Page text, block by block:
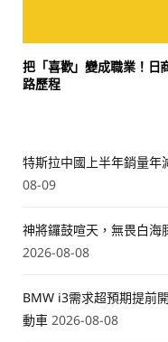
把「喜歡」變成職業！
路歷程
特斯拉中國上半年銷量年
08-09
神將鑼鼓喧天，無畏白
2026-08-08
BMW i3需求超預期提前
動車 2026-08-08